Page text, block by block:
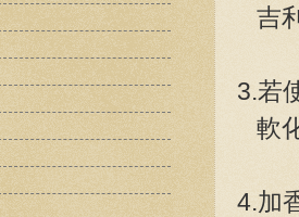
吉
3.若
軟
4.加